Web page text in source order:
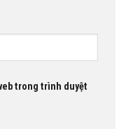
trong trình duyệt